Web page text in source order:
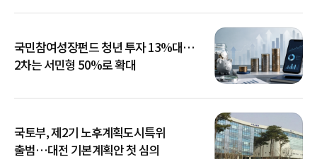
국민참여성장펀드 청년 투자 13%대…
2차는 서민형 50%로 확대
국토부, 제2기 노후계획도시특위
출범…대전 기본계획안 첫 심의